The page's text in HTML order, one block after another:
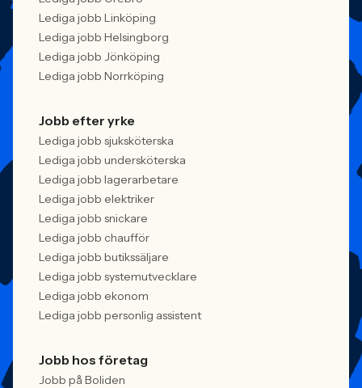
Lediga jobb Linköping
Lediga jobb Helsingborg
Lediga jobb Jönköping
Lediga jobb Norrköping
Jobb efter yrke
Lediga jobb sjuksköterska
Lediga jobb undersköterska
Lediga jobb lagerarbetare
Lediga jobb elektriker
Lediga jobb snickare
Lediga jobb chaufför
Lediga jobb butikssäljare
Lediga jobb systemutvecklare
Lediga jobb ekonom
Lediga jobb personlig assistent
Jobb hos företag
Jobb på Boliden